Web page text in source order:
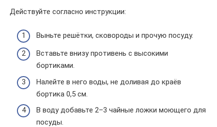
Действуйте согласно инструкции:
Выньте решётки, сковороды и прочую посуду.
Вставьте внизу противень с высокими
бортиками.
Налейте в него воды, не доливая до краёв
бортика 0,5 см.
В воду добавьте 2–3 чайные ложки моющего для
посуды.